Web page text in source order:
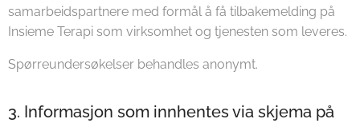
samarbeidspartnere med formål å få tilbakemelding på
Insieme Terapi som virksomhet og tjenesten som leveres.
Spørreundersøkelser behandles anonymt.
3. Informasjon som innhentes via skjema på